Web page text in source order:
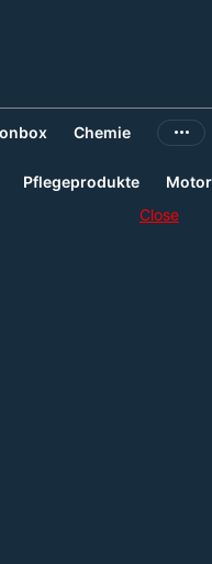
Chemie
Pflegeprodukte
Close